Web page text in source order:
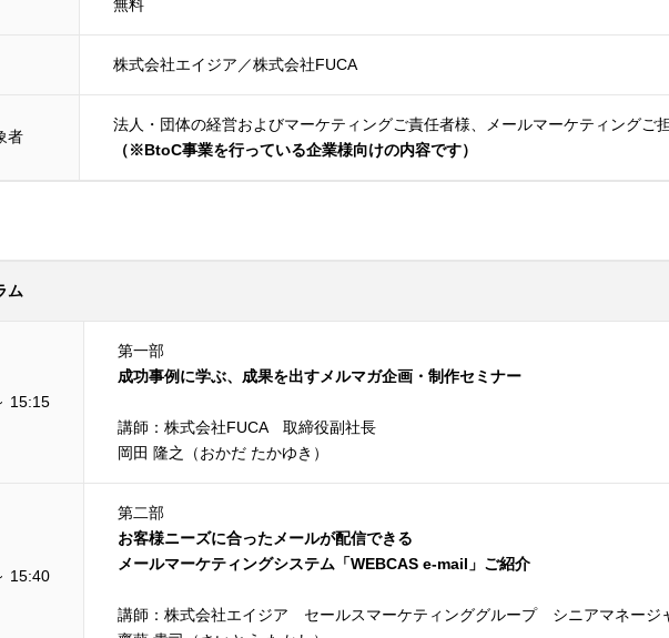
無料
株式会社エイジア／株式会社FUCA
者
法人・団体の経営およびマーケティングご責任者様、メールマーケティングご
（※BtoC事業を行っている企業様向けの内容です）
ム
15:15
第一部
成功事例に学ぶ、成果を出すメルマガ企画・制作セミナー
講師：株式会社FUCA 取締役副社長
岡田 隆之（おかだ たかゆき）
15:40
第二部
お客様ニーズに合ったメールが配信できる
メールマーケティングシステム「WEBCAS e-mail」ご紹介
講師：株式会社エイジア セールスマーケティンググループ シニアマネージ